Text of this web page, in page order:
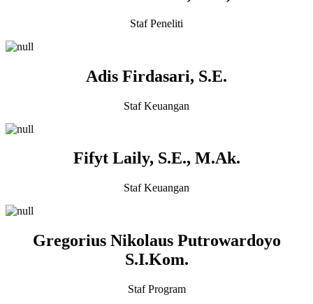
Staf Peneliti
Adis Firdasari, S.E.
Staf Keuangan
Fifyt Laily, S.E., M.Ak.
Staf Keuangan
Gregorius Nikolaus Putrowardoyo
S.I.Kom.
Staf Program